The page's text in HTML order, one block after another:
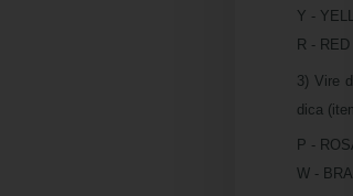
Y -
R - RED
3) Vire
dica
P -
W -